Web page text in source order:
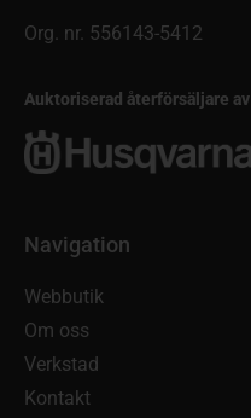
Org. nr. 556143-5412
Auktoriserad återförsäljare av
Navigation
Webbutik
Om oss
Verkstad
Kontakt